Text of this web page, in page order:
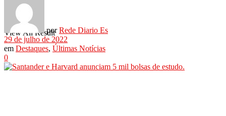
View All Result
por Rede Diario Es
29 de julho de 2022
em Destaques, Últimas Notícias
0